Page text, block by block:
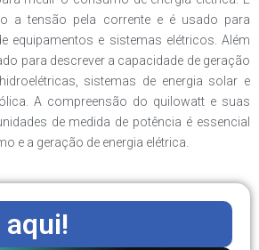
a tensão pela corrente e é usado para
equipamentos e sistemas elétricos. Além
para descrever a capacidade de geração
sistemas de energia solar e
A compreensão do quilowatt e suas
de medida de potência é essencial
e a geração de energia elétrica.